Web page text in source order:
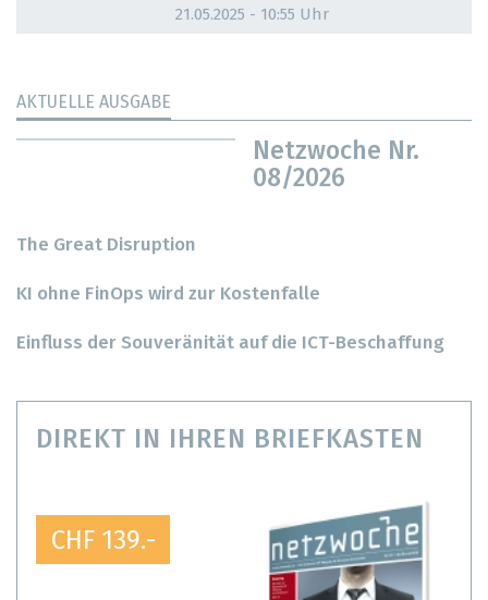
21.05.2025 - 10:55 Uhr
AKTUELLE AUSGABE
Netzwoche Nr.
08/2026
The Great Disruption
KI ohne FinOps wird zur Kostenfalle
Einfluss der Souveränität auf die ICT-Beschaffung
DIREKT IN IHREN BRIEFKASTEN
CHF 139.-